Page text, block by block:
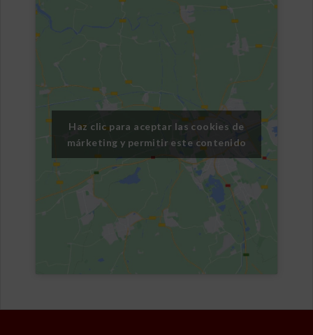
Haz clic para aceptar las cookies de
márketing y permitir este contenido